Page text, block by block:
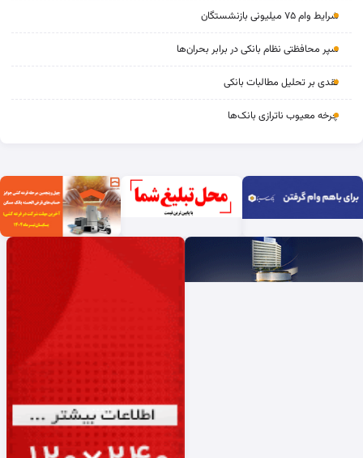
شرایط وام ۷۵ میلیونی بازنشستگان
سپر محافظتی نظام بانکی در برابر بحران‌ها
نقدی بر تحلیل مطالبات بانکی
چرخه‌ معیوب ناترازی بانک‌ها